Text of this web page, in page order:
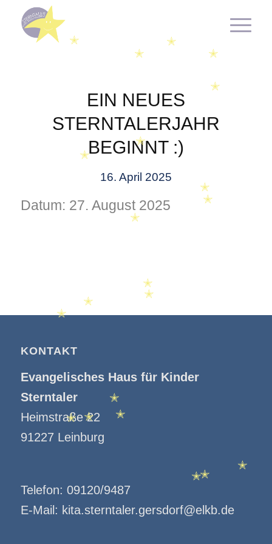
EIN NEUES
STERNTALERJAHR
BEGINNT :)
16. April 2025
Datum: 27. August 2025
KONTAKT
Evangelisches Haus für Kinder
Sterntaler
Heimstraße 22
91227 Leinburg
Telefon: 09120/9487
E-Mail: kita.sterntaler.gersdorf@elkb.de
✭
✭
✭
✭
✭
✭
✭
✭
✭
✭
✭
✭
✭